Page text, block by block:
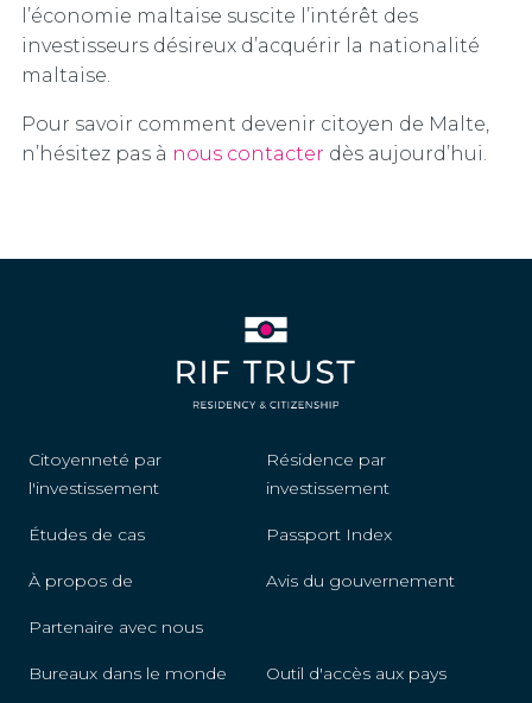
l’économie maltaise suscite l’intérêt des
investisseurs désireux d’acquérir la nationalité
maltaise.
Pour savoir comment devenir citoyen de Malte,
n’hésitez pas à nous contacter dès aujourd’hui.
Citoyenneté par
l'investissement
Résidence par
investissement
Études de cas Passport Index
À propos de Avis du gouvernement
Partenaire avec nous
Bureaux dans le monde Outil d'accès aux pays